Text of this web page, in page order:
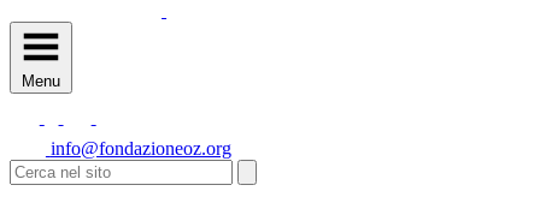
Menu
info@fondazioneoz.org